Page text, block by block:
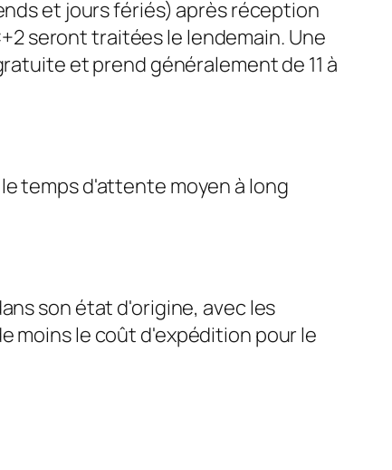
et jours fériés) après réception
seront traitées le lendemain. Une
et prend généralement de 11 à
temps d'attente moyen à long
son état d'origine, avec les
moins le coût d'expédition pour le